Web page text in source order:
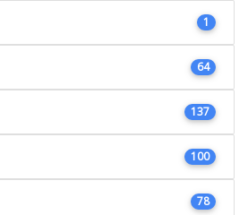
1
64
137
100
78